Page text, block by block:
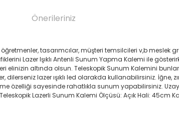
Önerileriniz
tasarımcılar, müşteri temsilcileri v,b
Lazer Işıklı Antenli Sunum Yapma Kalemi ile
altında olsun. Teleskopik Sunum Kalemini
dilerseniz lazer ışıklı led olarakda kullanabilirsiniz.
özelliği sayesinde rahatlıkla sunum
Lazerli Sunum Kalemi Ölçüsü: Açık Hali: 45cm